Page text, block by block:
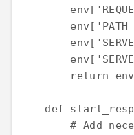
        return env
def
# Add